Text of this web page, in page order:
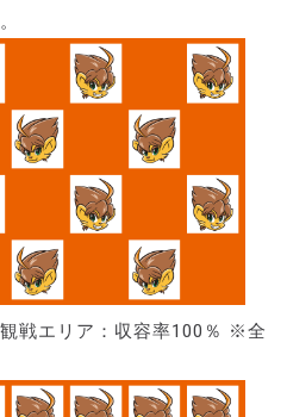
戦エリア：収容率100％ ※全